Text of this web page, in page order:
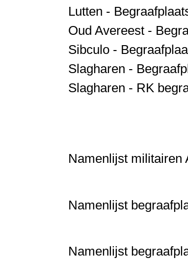
Lutten -
Oud Avereest -
Sibculo -
Slagharen -
Slagharen - RK
Namenlijst militairen
Namenlijst
Namenlijst